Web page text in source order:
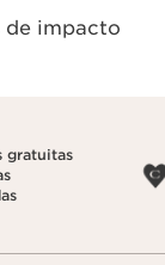
de impacto
gratuitas